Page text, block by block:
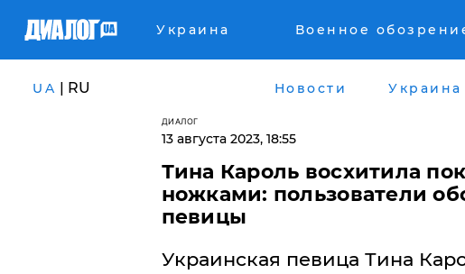
Украина Военное
UA | RU Новости Украина
ДИАЛОГ
13 августа 2023, 18:55
Тина Кароль восхитила
ножками: пользователи
певицы
Украинская певица Тина